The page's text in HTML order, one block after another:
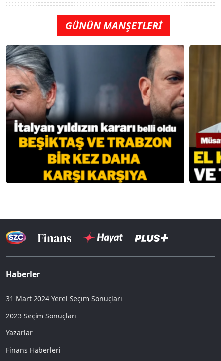
GÜNÜN MANŞETLERİ
Haberler
31 Mart 2024 Yerel Seçim Sonuçları
2023 Seçim Sonuçları
Yazarlar
Finans Haberleri